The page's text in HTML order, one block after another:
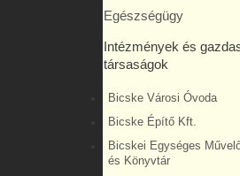
Egészségügy
Intézmények és
társaságok
Bicske Városi Óvoda
Bicske Építő Kft.
Bicskei Egységes
és Könyvtár